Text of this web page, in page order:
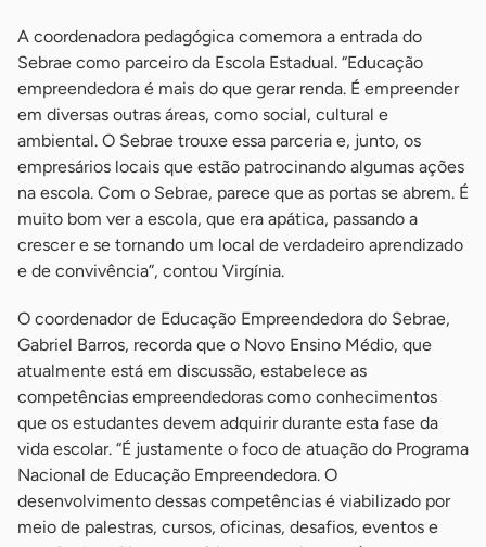
A coordenadora pedagógica comemora a entrada do
Sebrae como parceiro da Escola Estadual. “Educação
empreendedora é mais do que gerar renda. É empreender
em diversas outras áreas, como social, cultural e
ambiental. O Sebrae trouxe essa parceria e, junto, os
empresários locais que estão patrocinando algumas ações
na escola. Com o Sebrae, parece que as portas se abrem. É
muito bom ver a escola, que era apática, passando a
crescer e se tornando um local de verdadeiro aprendizado
e de convivência”, contou Virgínia.
O coordenador de Educação Empreendedora do Sebrae,
Gabriel Barros, recorda que o Novo Ensino Médio, que
atualmente está em discussão, estabelece as
competências empreendedoras como conhecimentos
que os estudantes devem adquirir durante esta fase da
vida escolar. “É justamente o foco de atuação do Programa
Nacional de Educação Empreendedora. O
desenvolvimento dessas competências é viabilizado por
meio de palestras, cursos, oficinas, desafios, eventos e